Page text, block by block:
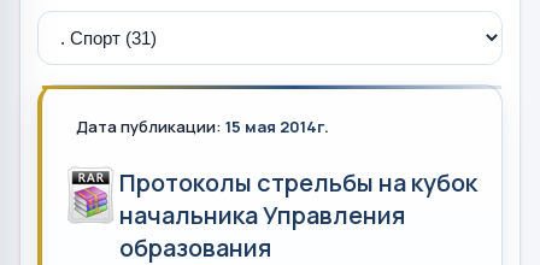
Дата публикации: 15 мая 2014г.
Протоколы стрельбы на кубок
начальника Управления
образования